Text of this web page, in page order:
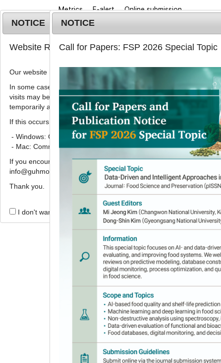
Metrics E-alert Online submission
Home
Korean J. Food Preserv.2022;29 (7):
1090
pISSN: 1738-7248, eISSN: 2287-7428
DOI:https://doi.org/10.11002/
Research Article
양송이버섯 생산 환경의 미생물
1,2,3 ,최송이1 , 1 1
Evaluation of microbial
button mushroom (Agaricus
Jin-Hee Kim ,2,3 ,Song Yi Choi1 ,In Jun
Se-Ri Kim 1,*
Author Information & Copyright▼
Oct 05, 2022; Revised:Nov 29, 2022;
Published Online: Dec 30, 2022
NOTICE
Website Renewal Notice
Our website has recently been renewed.
In some cases, images, CSS files, or other settings saved in your
visits may be reused instead of downloading the latest files. As a
temporarily appear incorrectly or may not display properly.
If this occurs, please perform a hard refresh.
- Windows: Ctrl + F5
- Mac: Command + Shift + R
If you encounter any errors or difficulties while using the website,
info@guhmok.com.
Thank you.
I don't want to open this window for a day.
NOTICE
Call for Papers: FSP 2026 Special Topic